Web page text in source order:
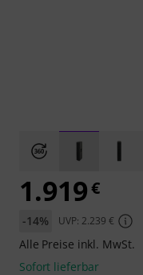
1.919€
-14% UVP: 2.239 €
Alle Preise inkl. MwSt.
Sofort lieferbar